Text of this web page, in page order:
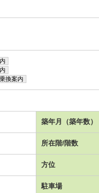
乗換案内
築年月（築年数）
所在階/階数
方位
駐車場